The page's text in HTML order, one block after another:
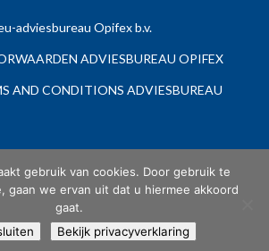
adviesbureau Opifex b.v.
ADVIESBUREAU OPIFEX
AND CONDITIONS ADVIESBUREAU
Opifex b.v. © ontwerp en bouw website:
Vermeulen Steenbergen
gebruik van cookies. Door gebruik te
gaan we ervan uit dat u hiermee akkoord
gaat.
Bekijk privacyverklaring